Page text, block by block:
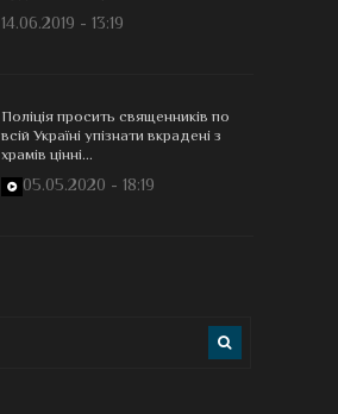
14.06.2019 - 13:19
Поліція просить священників по
всій Україні упізнати вкрадені з
храмів цінні...
05.05.2020 - 18:19